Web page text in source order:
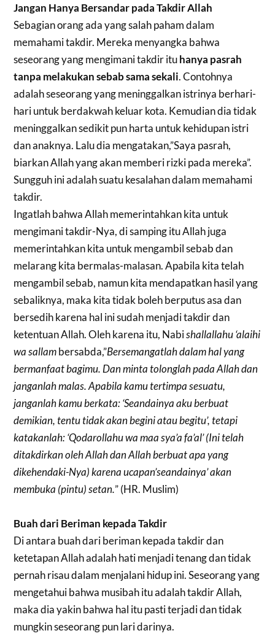
Jangan Hanya Bersandar pada Takdir Allah
Sebagian orang ada yang salah paham dalam
memahami takdir. Mereka menyangka bahwa
seseorang yang mengimani takdir ituhanya pasrah
tanpa melakukan sebab sama sekali. Contohnya
adalah seseorang yang meninggalkan istrinya berhari-
hari untuk berdakwah keluar kota. Kemudian dia tidak
meninggalkan sedikit pun harta untuk kehidupan istri
dan anaknya. Lalu dia mengatakan,”Saya pasrah,
biarkan Allah yang akan memberi rizki pada mereka”.
Sungguh ini adalah suatu kesalahan dalam memahami
takdir.
Ingatlah bahwa Allah memerintahkan kita untuk
mengimani takdir-Nya, di samping itu Allah juga
memerintahkan kita untuk mengambil sebab dan
melarang kita bermalas-malasan. Apabila kita telah
mengambil sebab, namun kita mendapatkan hasil yang
sebaliknya, maka kita tidak boleh berputus asa dan
bersedih karena hal ini sudah menjadi takdir dan
ketentuan Allah. Oleh karena itu, Nabishallallahu ‘alaihi
wa sallambersabda,”Bersemangatlah dalam hal yang
bermanfaat bagimu. Dan minta tolonglah pada Allah dan
janganlah malas. Apabila kamu tertimpa sesuatu,
janganlah kamu berkata: ‘Seandainya aku berbuat
demikian, tentu tidak akan begini atau begitu’, tetapi
katakanlah: ‘Qodarollahu wa maa sya’a fa’al’ (Ini telah
ditakdirkan oleh Allah dan Allah berbuat apa yang
dikehendaki-Nya) karena ucapan’seandainya’ akan
membuka (pintu) setan.” (HR. Muslim)
Buah dari Beriman kepada Takdir
Di antara buah dari beriman kepada takdir dan
ketetapan Allah adalah hati menjadi tenang dan tidak
pernah risau dalam menjalani hidup ini. Seseorang yang
mengetahui bahwa musibah itu adalah takdir Allah,
maka dia yakin bahwa hal itu pasti terjadi dan tidak
mungkin seseorang pun lari darinya.